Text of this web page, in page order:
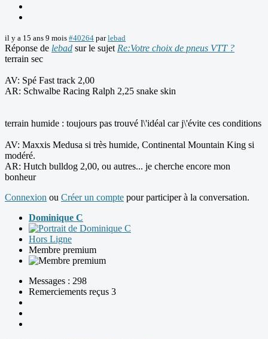
il y a 15 ans 9 mois #40264 parlebad
Réponse de lebad sur le sujet Re:Votre choix de pneus VTT ?
terrain sec
AV: Spé Fast track 2,00
AR: Schwalbe Racing Ralph 2,25 snake skin
terrain humide : toujours pas trouvé l\'idéal car j\'évite ces conditions
AV: Maxxis Medusa si très humide, Continental Mountain King si
modéré.
AR: Hutch bulldog 2,00, ou autres... je cherche encore mon
bonheur
Connexion ou Créer un compte pour participer à la conversation.
Dominique C
Hors Ligne
Membre premium
Messages : 298
Remerciements reçus 3